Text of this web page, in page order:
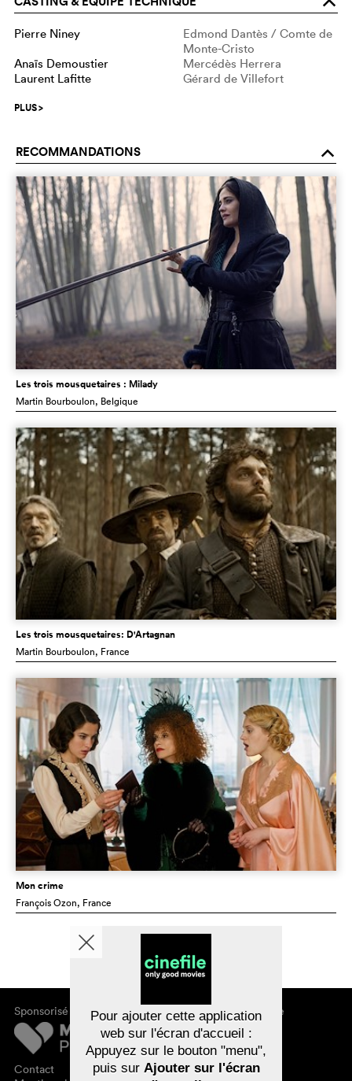
Pierre Niney
Edmond Dantès / Comte de
Monte-Cristo
Anaïs Demoustier
Mercédès Herrera
Laurent Lafitte
Gérard de Villefort
PLUS>
RECOMMANDATIONS o
Les trois mousquetaires : Milady
Martin Bourboulon, Belgique
Les trois mousquetaires: D'Artagnan
Martin Bourboulon, France
Mon crime
François Ozon, France
Sponsorisé par
Contact
À propos de cinefile
S'inscrire/s'abonner
Newsletter
FAQ
Pour ajouter cette application
web sur l'écran d'accueil :
Appuyez sur le bouton "menu",
puis sur Ajouter sur l'écran